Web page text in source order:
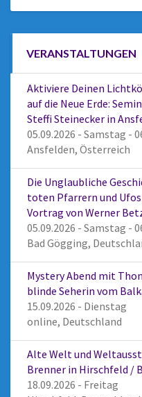
VERANSTALTUNGEN
Aktiviere Deinen
auf die Neue Erde:
Steffi Steinecker in
05.09.2026 - Samstag -
Ansfelden, Österreich
Die Unglaubliche
toten Pfarrern und Ufos
Vortrag von Werner
05.09.2026 - Samstag -
Bad Gögging,
Mystery Abend mit
blinde Seherin vom
15.09.2026 - Dienstag
online, Deutschland
Alte Welt und
Brenner in Hirschfeld /
18.09.2026 - Freitag